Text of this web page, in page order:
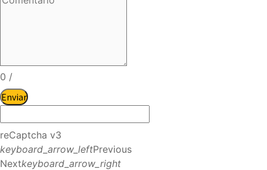
0 /
Enviar
reCaptcha v3
keyboard_arrow_leftPrevious
Nextkeyboard_arrow_right